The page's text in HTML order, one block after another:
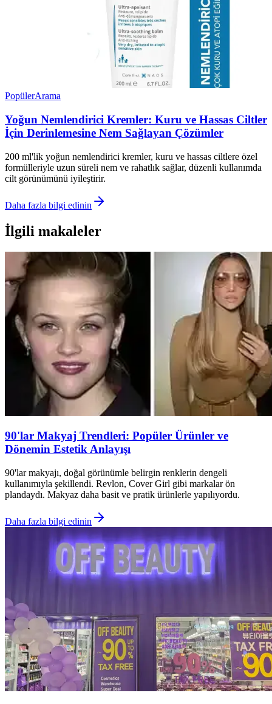
PopülerArama
Yoğun Nemlendirici Kremler: Kuru ve Hassas Ciltler
İçin Derinlemesine Nem Sağlayan Çözümler
200 ml'lik yoğun nemlendirici kremler, kuru ve hassas ciltlere özel
formülleriyle uzun süreli nem ve rahatlık sağlar, düzenli kullanımda
cilt görünümünü iyileştirir.
Daha fazla bilgi edinin
İlgili makaleler
90'lar Makyaj Trendleri: Popüler Ürünler ve
Dönemin Estetik Anlayışı
90'lar makyajı, doğal görünümle belirgin renklerin dengeli
kullanımıyla şekillendi. Revlon, Cover Girl gibi markalar ön
plandaydı. Makyaz daha basit ve pratik ürünlerle yapılıyordu.
Daha fazla bilgi edinin